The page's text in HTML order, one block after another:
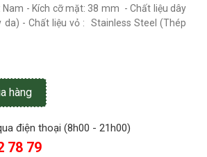
- Kích cỡ mặt: 38 mm - Chất liệu dây
da) - Chất liệu vỏ : Stainless Steel (Thép
hàng
điện thoại (8h00 - 21h00)
78 79